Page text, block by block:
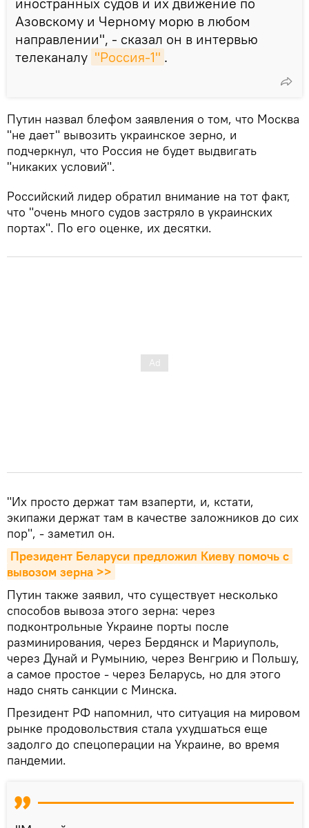
Азовскому и Черному морю в любом
направлении", - сказал он в интервью
телеканалу "Россия-1" .
Путин назвал блефом заявления о том, что Москва
"не дает" вывозить украинское зерно, и
подчеркнул, что Россия не будет выдвигать
"никаких условий".
Российский лидер обратил внимание на тот факт,
что "очень много судов застряло в украинских
портах". По его оценке, их десятки.
"Их просто держат там взаперти, и, кстати,
экипажи держат там в качестве заложников до сих
пор", - заметил он.
Президент Беларуси предложил Киеву помочь с
вывозом зерна >>
Путин также заявил, что существует несколько
способов вывоза этого зерна: через
подконтрольные Украине порты после
разминирования, через Бердянск и Мариуполь,
через Дунай и Румынию, через Венгрию и Польшу,
а самое простое - через Беларусь, но для этого
надо снять санкции с Минска.
Президент РФ напомнил, что ситуация на мировом
рынке продовольствия стала ухудшаться еще
задолго до спецоперации на Украине, во время
пандемии.